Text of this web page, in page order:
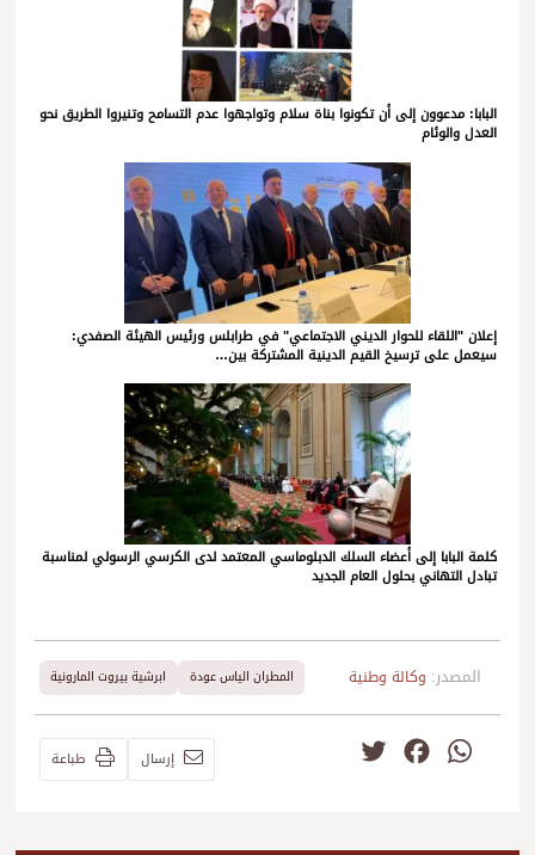
البابا: مدعوون إلى أن تكونوا بناة سلام وتواجهوا عدم التسامح وتنيروا الطريق نحو
العدل والوئام
إعلان "اللقاء للحوار الديني الاجتماعي" في طرابلس ورئيس الهيئة الصفدي:
سيعمل على ترسيخ القيم الدينية المشتركة بين…
كلمة البابا إلى أعضاء السلك الدبلوماسي المعتمد لدى الكرسي الرسولي لمناسبة
تبادل التهاني بحلول العام الجديد
المصدر: وكالة وطنية المطران الياس عودة ابرشية بيروت المارونية
WhatsApp
Facebook إرسال طباعة